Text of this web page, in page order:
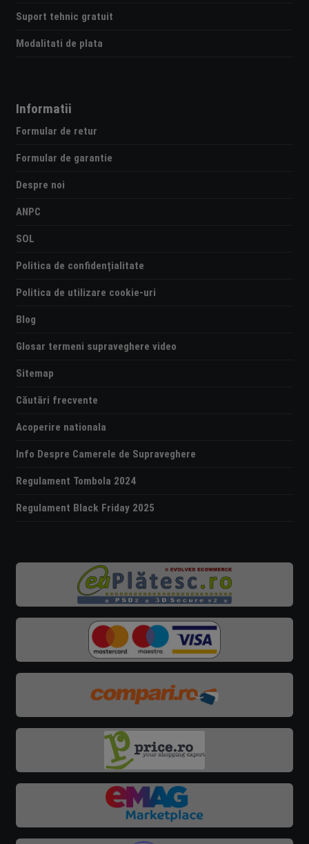
Suport tehnic gratuit
Modalitati de plata
Informatii
Formular de retur
Formular de garantie
Despre noi
ANPC
SOL
Politica de confidențialitate
Politica de utilizare cookie-uri
Blog
Glosar termeni supraveghere video
Sitemap
Căutări frecvente
Acoperire nationala
Info Despre Camerele de Supraveghere
Regulament Tombola 2024
Regulament Black Friday 2025